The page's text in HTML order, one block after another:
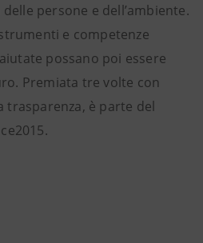
persone e dell’ambiente.
e competenze
possano poi essere
Premiata tre volte con
trasparenza, è parte del